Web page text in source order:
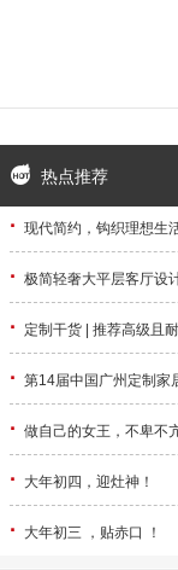
热点推荐
· 现代简约，钩织理想生
· 极简轻奢大平层客厅设
· 定制干货 | 推荐高级且
· 第14届中国广州定制家
· 做自己的女王，不卑不
· 大年初四，迎灶神！
· 大年初三 ，贴赤口 ！